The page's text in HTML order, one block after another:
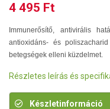
4 495 Ft
Immunerősítő, antivirális
antioxidáns- és
betegségek elleni küzdelmet.
Részletes leírás és
Készletinformáció